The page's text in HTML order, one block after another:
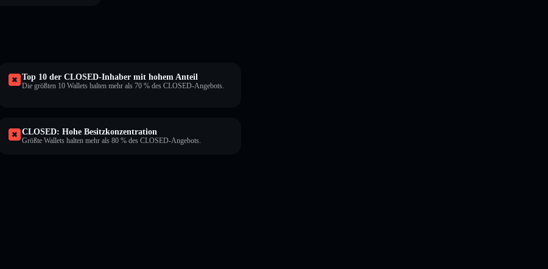
Top 10 der CLOSED-Inhaber mit hohem Anteil
Die größten 10 Wallets halten mehr als 70 % des CLOSED-Angebots.
CLOSED: Hohe Besitzkonzentration
Größte Wallets halten mehr als 80 % des CLOSED-Angebots.